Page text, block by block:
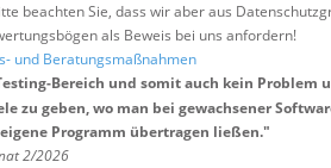
beachten Sie, dass wir aber aus
als Beweis bei uns anfordern!
und Beratungsmaßnahmen
Bereich und somit auch kein Problem
zu geben, wo man bei gewachsener
Programm übertragen ließen."
2/2026